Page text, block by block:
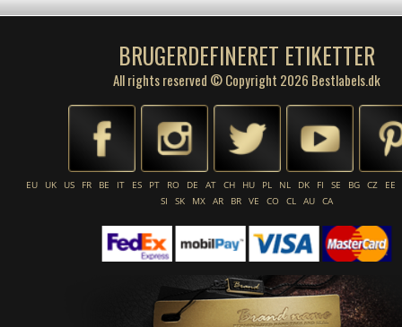
BRUGERDEFINERET ETIKETTER
All rights reserved © Copyright 2026 Bestlabels.dk
EU UK US FR BE IT ES PT RO DE AT CH HU PL NL DK FI SE BG CZ
EE
SI
SK MX AR BR VE CO CL AU CA